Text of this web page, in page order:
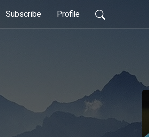
Subscribe Profile